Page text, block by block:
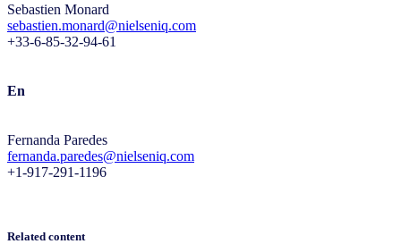
Sebastien Monard
sebastien.monard@nielseniq.com
+33-6-85-32-94-61
En
Fernanda Paredes
fernanda.paredes@nielseniq.com
+1-917-291-1196
Related content